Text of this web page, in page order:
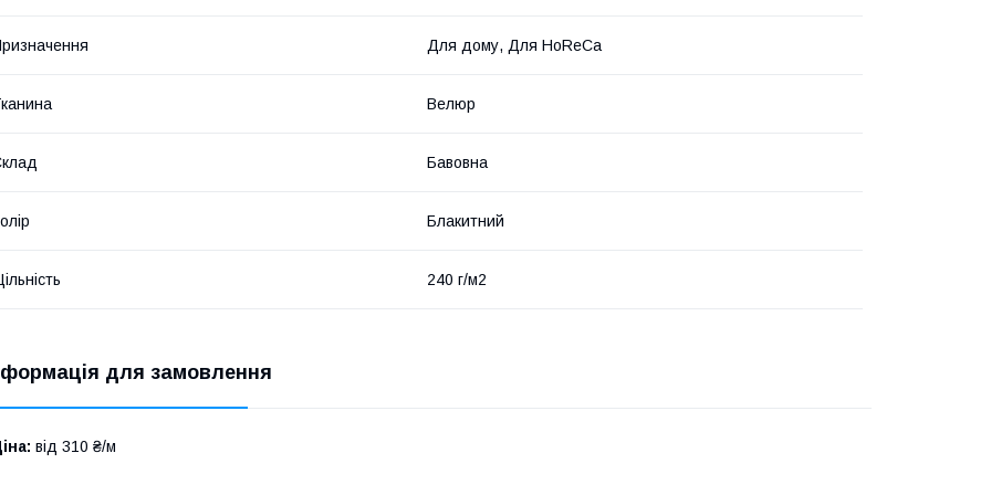
Для дому, Для HoReCa
Велюр
Бавовна
Блакитний
240 г/м2
для замовлення
від 310 ₴/м